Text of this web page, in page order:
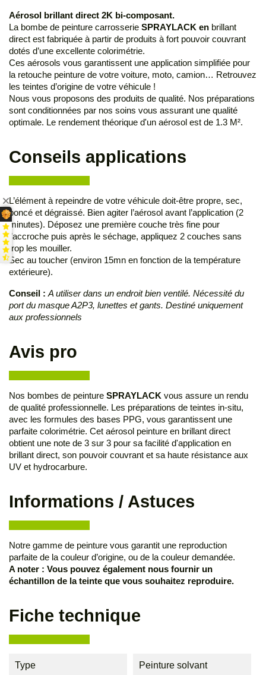
Aérosol brillant direct 2K bi-composant.
La bombe de peinture carrosserie SPRAYLACK en brillant
direct est fabriquée à partir de produits à fort pouvoir couvrant
dotés d’une excellente colorimétrie.
Ces aérosols vous garantissent une application simplifiée pour
la retouche peinture de votre voiture, moto, camion… Retrouvez
les teintes d’origine de votre véhicule !
Nous vous proposons des produits de qualité. Nos préparations
sont conditionnées par nos soins vous assurant une qualité
optimale. Le rendement théorique d'un aérosol est de 1.3 M².
Conseils applications
L’élément à repeindre de votre véhicule doit-être propre, sec,
poncé et dégraissé. Bien agiter l’aérosol avant l’application (2
minutes). Déposez une première couche très fine pour
l’accroche puis après le séchage, appliquez 2 couches sans
trop les mouiller.
Sec au toucher (environ 15mn en fonction de la température
extérieure).
Conseil :A utiliser dans un endroit bien ventilé. Nécessité du
port du masque A2P3, lunettes et gants. Destiné uniquement
aux professionnels
Avis pro
Nos bombes de peinture SPRAYLACK vous assure un rendu
de qualité professionnelle. Les préparations de teintes in-situ,
avec les formules des bases PPG, vous garantissent une
parfaite colorimétrie. Cet aérosol peinture en brillant direct
obtient une note de 3 sur 3 pour sa facilité d'application en
brillant direct, son pouvoir couvrant et sa haute résistance aux
UV et hydrocarbure.
Informations / Astuces
Notre gamme de peinture vous garantit une reproduction
parfaite de la couleur d’origine, ou de la couleur demandée.
A noter : Vous pouvez également nous fournir un
échantillon de la teinte que vous souhaitez reproduire.
Fiche technique
Type Peinture solvant